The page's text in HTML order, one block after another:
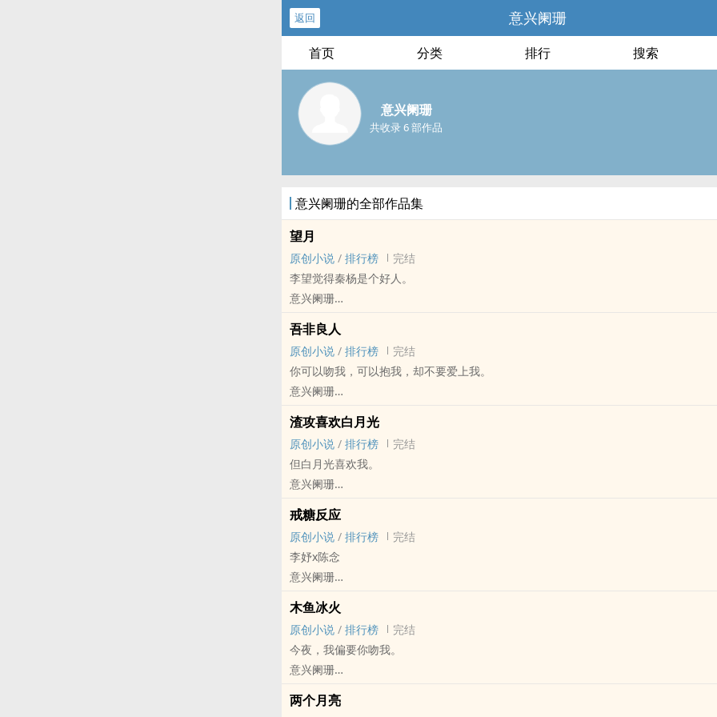
返回 意兴阑珊
首页 分类 排行 搜索
意兴阑珊
共收录 6 部作品
意兴阑珊的全部作品集
望月
原创小说 / 排行榜
完结
李望觉得秦杨是个好人。
意兴阑珊
原创小说 - BL - 短篇 - 完结
现代 - HE - 互攻
秦杨＆李望
假太阳和真月亮
单向，互攻，不双洁
“他是他此生唯一仰望。”
吾非良人
原创小说 / 排行榜
完结
你可以吻我，可以抱我，却不要爱上我。
意兴阑珊
现代 - HE - 破镜重圆 - 年下
1v1
*‌‍炮‍友‌‍‍转正文学，攻受都有一定程度心理问题，会慢慢解释
*缘更，很俗很烂，纯属写着开心
*靳言x尚玊
*41~44章有尚玊攻及事前事后的描述，但由于剧情暂未有往互攻方面发展的迹象所以
攻tag，相关章节会在开头打上预警。
渣攻喜欢白月光
原创小说 / 排行榜
完结
但白月光喜欢我。
意兴阑珊
现代 - HE - 互攻
燕珣（xún）＆柘（zhè）蘅（héng），互攻，前后按字母表顺序排的。
前男友24k纯渣不洗白，火葬场伺候，有一定戏份但只为小情侣在一起服务。
戒糖反应
原创小说 / 排行榜
完结
李妤x陈念
意兴阑珊
完结
木鱼冰火
原创小说 / 排行榜
完结
今夜，我偏要你吻我。
意兴阑珊
原创小说 - 现代 - GL - 短篇
完结
两个月亮